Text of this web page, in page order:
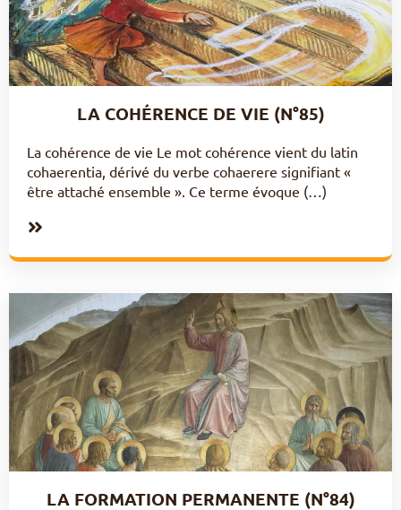
LA COHÉRENCE DE VIE (N°85)
La cohérence de vie Le mot cohérence vient du latin
cohaerentia, dérivé du verbe cohaerere signifiant «
être attaché ensemble ». Ce terme évoque (…)
LA FORMATION PERMANENTE (N°84)